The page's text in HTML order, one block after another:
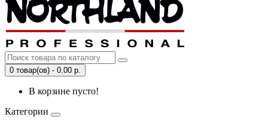
0 товар(ов) - 0.00 р.
В корзине пусто!
Категории